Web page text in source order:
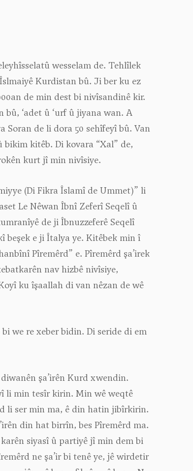
wesselam de. Tehlîlek
Kurdistan bû. Ji ber ku ez
de min dest bi nivîsandinê kir.
‘adet û ‘urf û jiyana wan. A
Soran de li dora 50 sehîfeyî bû. Van
kitêb. Di kovara “Xal” de,
kurt jî min nivîsiye.
(Di Fikra Îslamî de Ummet)” li
Le Nêwan Îbnî Zeferî Seqelî û
de ji Îbnuzzeferê Seqelî
beşek e ji Îtalya ye. Kitêbek min î
Pîremêrd” e. Pîremêrd şa’irek
nav hizbê nivîsiye,
ku îşaallah di van nêzan de wê
we re xeber bidin. Di seride di em
şa’irên Kurd xwendin.
li min tesîr kirin. Min wê weqtê
li ser min ma, ê din hatin jibîrkirin.
din hat birrîn, bes Pîremêrd ma.
siyasî û partiyê jî min dem bi
ne şa’ir bi tenê ye, jê wirdetir